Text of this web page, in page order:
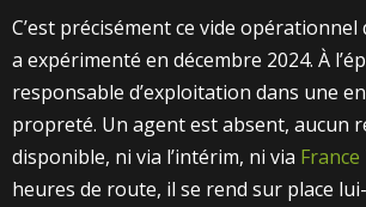
C’est précisément ce vide opérationnel
a expérimenté en décembre 2024. À
responsable d’exploitation dans une
propreté. Un agent est absent, aucun
disponible, ni via l’intérim, ni via
heures de route, il se rend sur place